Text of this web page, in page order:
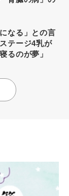
なる」との言
テージ4乳が
るのが夢」